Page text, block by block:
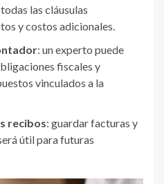
las cláusulas
y costos adicionales.
: un experto puede
fiscales y
vinculados a la
recibos: guardar facturas y
útil para futuras